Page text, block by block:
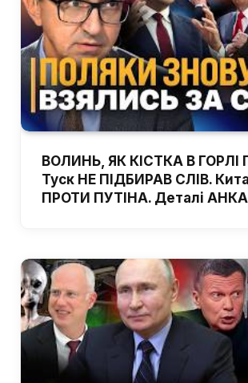
ВОЛИНЬ, ЯК КІСТКА В ГОРЛІ
Туск НЕ ПІДБИРАВ СЛІВ.
ПРОТИ ПУТІНА. Деталі